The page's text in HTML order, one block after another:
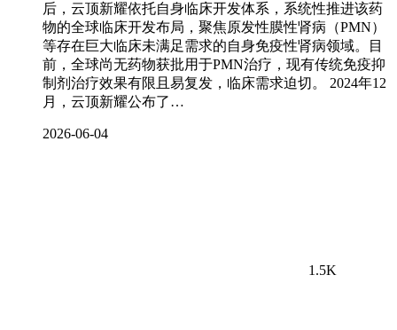
后，云顶新耀依托自身临床开发体系，系统性推进该药
物的全球临床开发布局，聚焦原发性膜性肾病（PMN）
等存在巨大临床未满足需求的自身免疫性肾病领域。目
前，全球尚无药物获批用于PMN治疗，现有传统免疫抑
制剂治疗效果有限且易复发，临床需求迫切。 2024年12
月，云顶新耀公布了…
2026-06-04
1.5K